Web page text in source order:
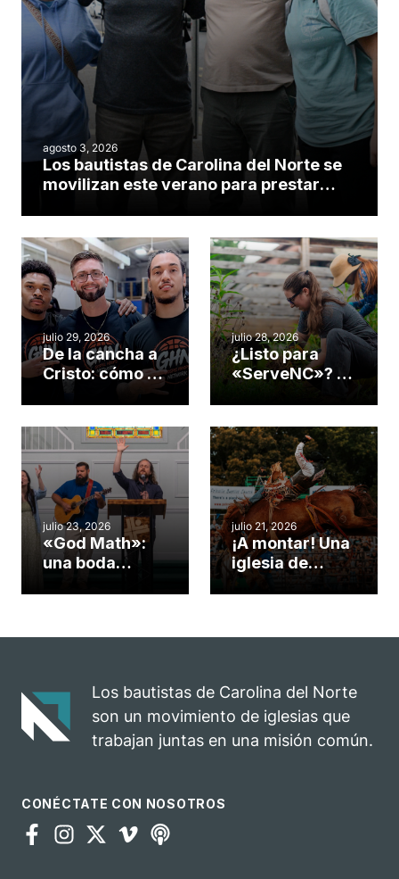
agosto 3, 2026
Los bautistas de Carolina del Norte se
movilizan este verano para prestar
julio 29, 2026
De la cancha a
Cristo: cómo el
gimnasio de
Cary se
convirtió en un
insólito campo
misionero te
cuento
julio 28, 2026
¿Listo para
«ServeNC»? 4
obra de Dios
durante la
Semana
ServeNC
julio 23, 2026
«God Math»:
una boda
celebra el
julio 21, 2026
¡A montar! Una
iglesia de
rodeo anual en
para el
ministerio
Los bautistas de Carolina del Norte
son un movimiento de iglesias que
trabajan juntas en una misión común.
CONÉCTATE CON NOSOTROS